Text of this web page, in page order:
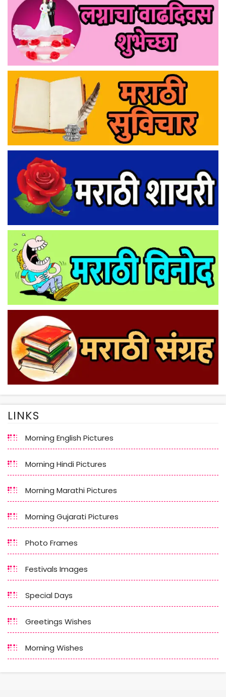
LINKS
Morning English Pictures
Morning Hindi Pictures
Morning Marathi Pictures
Morning Gujarati Pictures
Photo Frames
Festivals Images
Special Days
Greetings Wishes
Morning Wishes